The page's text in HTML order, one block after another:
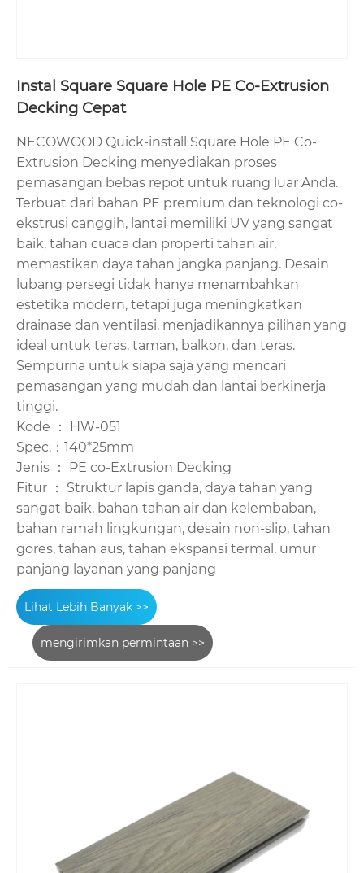
Instal Square Square Hole PE Co-Extrusion
Decking Cepat
NECOWOOD Quick-install Square Hole PE Co-
Extrusion Decking menyediakan proses
pemasangan bebas repot untuk ruang luar Anda.
Terbuat dari bahan PE premium dan teknologi co-
ekstrusi canggih, lantai memiliki UV yang sangat
baik, tahan cuaca dan properti tahan air,
memastikan daya tahan jangka panjang. Desain
lubang persegi tidak hanya menambahkan
estetika modern, tetapi juga meningkatkan
drainase dan ventilasi, menjadikannya pilihan yang
ideal untuk teras, taman, balkon, dan teras.
Sempurna untuk siapa saja yang mencari
pemasangan yang mudah dan lantai berkinerja
tinggi.
Kode ： HW-051
Spec.：140*25mm
Jenis ： PE co-Extrusion Decking
Fitur ： Struktur lapis ganda, daya tahan yang
sangat baik, bahan tahan air dan kelembaban,
bahan ramah lingkungan, desain non-slip, tahan
gores, tahan aus, tahan ekspansi termal, umur
panjang layanan yang panjang
Lihat Lebih Banyak >>
mengirimkan permintaan >>